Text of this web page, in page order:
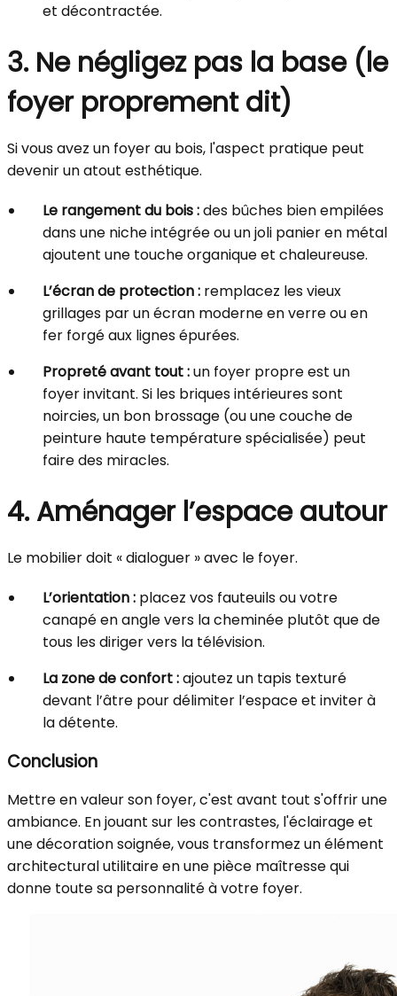
et décontractée.
3. Ne négligez pas la base (le
foyer proprement dit)
Si vous avez un foyer au bois, l'aspect pratique peut
devenir un atout esthétique.
Le rangement du bois :des bûches bien empilées
dans une niche intégrée ou un joli panier en métal
ajoutent une touche organique et chaleureuse.
L’écran de protection : remplacez les vieux
grillages par un écran moderne en verre ou en
fer forgé aux lignes épurées.
Propreté avant tout :un foyer propre est un
foyer invitant. Si les briques intérieures sont
noircies, un bon brossage (ou une couche de
peinture haute température spécialisée) peut
faire des miracles.
4. Aménager l’espace autour
Le mobilier doit « dialoguer » avec le foyer.
L’orientation : placez vos fauteuils ou votre
canapé en angle vers la cheminée plutôt que de
tous les diriger vers la télévision.
La zone de confort :ajoutez un tapis texturé
devant l’âtre pour délimiter l’espace et inviter à
la détente.
Conclusion
Mettre en valeur son foyer, c'est avant tout s'offrir une
ambiance. En jouant sur les contrastes, l'éclairage et
une décoration soignée, vous transformez un élément
architectural utilitaire en une pièce maîtresse qui
donne toute sa personnalité à votre foyer.